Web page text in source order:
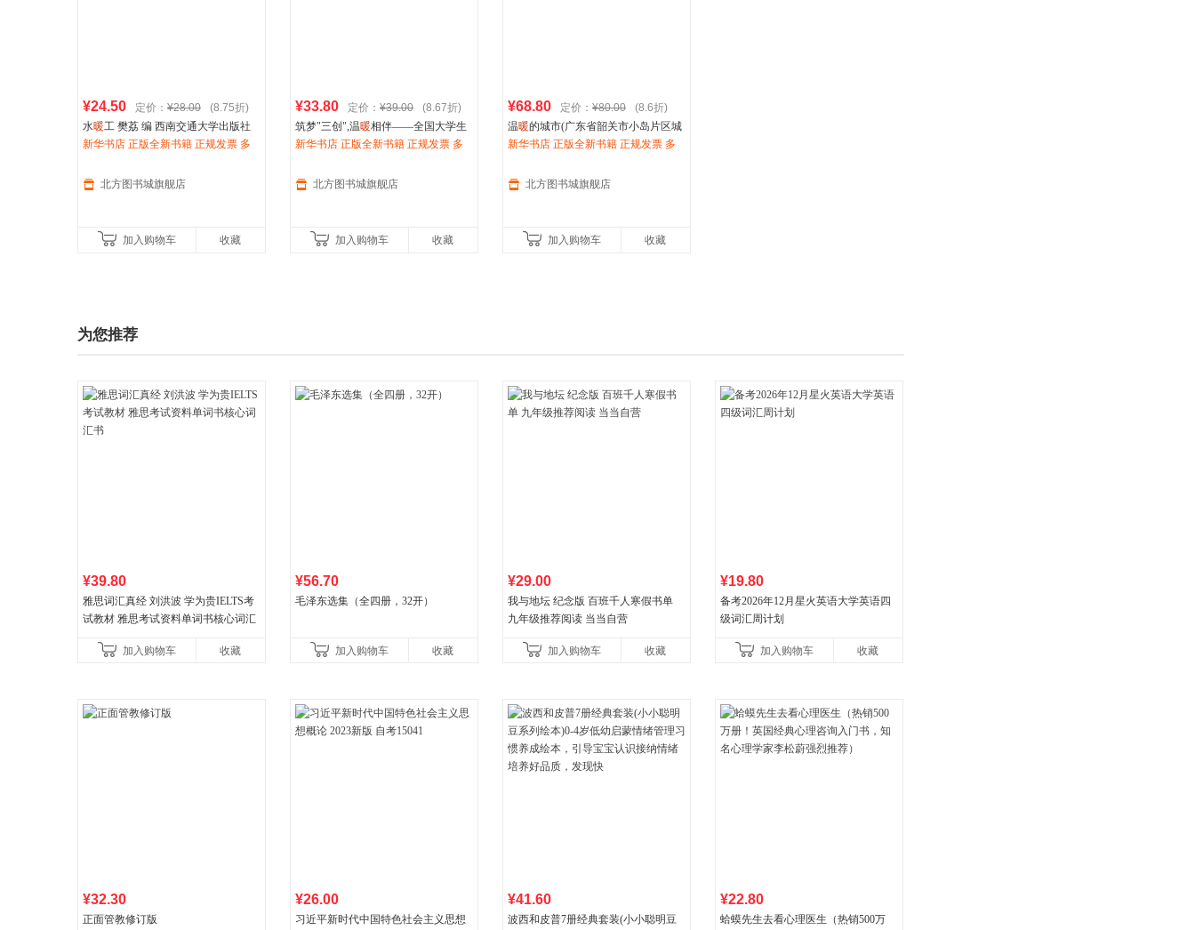
¥24.50 定价： ¥28.00
(8.75折)
水暖工 樊荔 编 西南交通大学出版社
【新华书店正版图书书籍】
新华书店 正版全新书籍 正规发票 多
北方图书城旗舰店
加入购物车 收藏
¥33.80 定价： ¥39.00
(8.67折)
筑梦"三创",温暖相伴——全国大学生
电子商务"三创"竞赛指导 苗苗 等 西南
籍】
新华书店 正版全新书籍 正规发票 多
北方图书城旗舰店
加入购物车 收藏
¥68.80 定价： ¥80.00
(8.6折)
温暖的城市(广东省韶关市小岛片区城
市设计2016年广东省规划院杯六校联
交通大学出版社
新华书店 正版全新书籍 正规发票 多
北方图书城旗舰店
加入购物车 收藏
为您推荐
¥39.80
雅思词汇真经 刘洪波 学为贵IELTS考
试教材 雅思考试资料单词书核心词汇
加入购物车
收藏
¥56.70
毛泽东选集（全四册，32开）
加入购物车 收藏
¥29.00
我与地坛 纪念版 百班千人寒假书单
九年级推荐阅读 当当自营
加入购物车 收藏
¥19.80
备考2026年12月星火英语大学英语四
级词汇周计划
加入购物车 收藏
¥32.30
正面管教修订版
¥26.00
习近平新时代中国特色社会主义思想
¥41.60
波西和皮普7册经典套装(小小聪明豆
¥22.80
蛤蟆先生去看心理医生（热销500万